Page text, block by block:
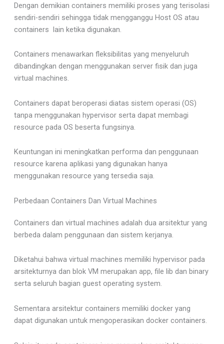
Dengan demikian containers memiliki proses yang terisolasi
sendiri-sendiri sehingga tidak mengganggu Host OS atau
containers lain ketika digunakan.
Containers menawarkan fleksibilitas yang menyeluruh
dibandingkan dengan menggunakan server fisik dan juga
virtual machines.
Containers dapat beroperasi diatas sistem operasi (OS)
tanpa menggunakan hypervisor serta dapat membagi
resource pada OS beserta fungsinya.
Keuntungan ini meningkatkan performa dan penggunaan
resource karena aplikasi yang digunakan hanya
menggunakan resource yang tersedia saja.
Perbedaan Containers Dan Virtual Machines
Containers dan virtual machines adalah dua arsitektur yang
berbeda dalam penggunaan dan sistem kerjanya.
Diketahui bahwa virtual machines memiliki hypervisor pada
arsitekturnya dan blok VM merupakan app, file lib dan binary
serta seluruh bagian guest operating system.
Sementara arsitektur containers memiliki docker yang
dapat digunakan untuk mengoperasikan docker containers.